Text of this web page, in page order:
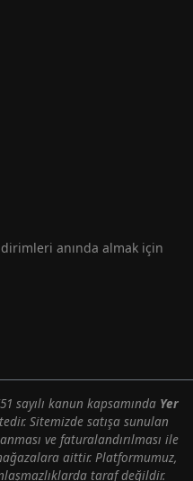
anında almak için
sayılı kanun kapsamında Yer
Sitemizde satışa sunulan
ve faturalandırılması ile
aittir. Platformumuz,
taraf değildir.